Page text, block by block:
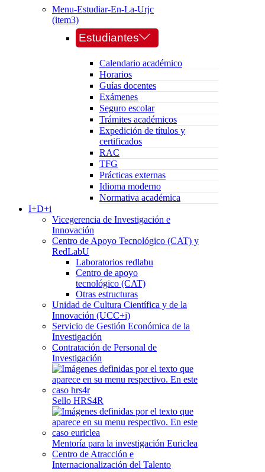
Menu-Estudiar-En-La-Urjc
(item3)
Estudiantes
Calendario académico
Horarios
Guías docentes
Exámenes
Seguro escolar
Trámites académicos
Expedición de títulos y
certificados
RAC
TFG
Prácticas externas
Idioma moderno
Normativa académica
I+D+i
Vicegerencia de Investigación e
Innovación
Centro de Apoyo Tecnológico (CAT) y
RedLabU
Laboratorios redlabu
Centro de apoyo
tecnológico (CAT)
Otras estructuras
Unidad de Cultura Científica y de la
Innovación (UCC+i)
Servicio de Gestión Económica de la
Investigación
Contratación de Personal de
Investigación
Sello HRS4R
Mentoría para la investigación Euriclea
Centro de Atracción e
Internacionalización del Talento